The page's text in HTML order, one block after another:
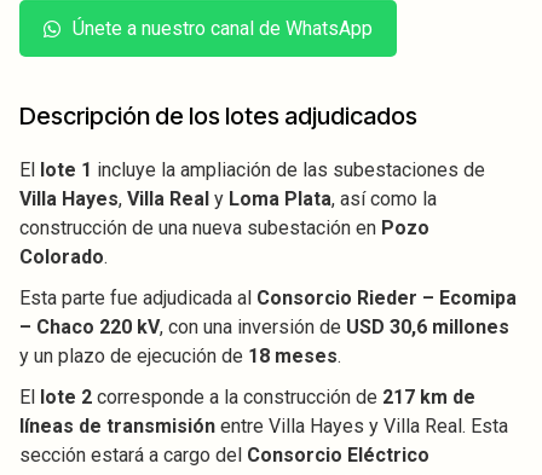
Únete a nuestro canal de WhatsApp
Descripción de los lotes adjudicados
El lote 1 incluye la ampliación de las subestaciones de
Villa Hayes, Villa Real y Loma Plata, así como la
construcción de una nueva subestación en Pozo
Colorado.
Esta parte fue adjudicada al Consorcio Rieder – Ecomipa
– Chaco 220 kV, con una inversión de USD 30,6 millones
y un plazo de ejecución de 18 meses.
El
lote 2 corresponde a la construcción de 217 km de
líneas de transmisión entre Villa Hayes y Villa Real. Esta
sección estará a cargo del Consorcio Eléctrico